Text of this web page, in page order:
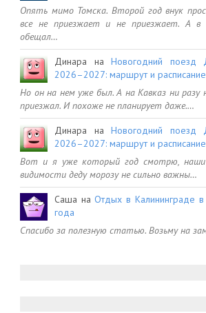
Опять мимо Томска. Второй год внук
все не приезжает и не приезжает. А в
обещал…
Динара наНовогодний поезд
2026–2027: маршрут и расписание
Но он на нем уже был. А на Кавказ ни разу
приезжал. И похоже не планирует даже.…
Динара наНовогодний поезд
2026–2027: маршрут и расписание
Вот и я уже который год смотрю, наши
видимости деду морозу не сильно важны…
Саша наОтдых в Калининграде
года
Спасибо за полезную статью. Возьму на